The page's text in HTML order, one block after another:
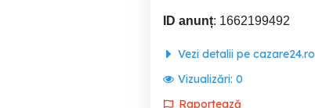
ID anunț: 1662199492
Vezi detalii pe cazare24.ro
Vizualizări: 0
Raportează